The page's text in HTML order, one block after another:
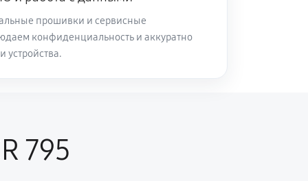
прошивки и сервисные
конфиденциальность и аккуратно
устройства.
795